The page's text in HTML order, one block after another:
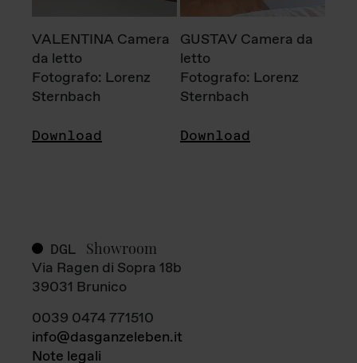
VALENTINA Camera
da letto
Fotografo: Lorenz
Sternbach
Download
GUSTAV Camera da
letto
Fotografo: Lorenz
Sternbach
Download
DGL Showroom
Via Ragen di Sopra 18b
39031 Brunico
0039 0474 771510
info@dasganzeleben.it
Note legali